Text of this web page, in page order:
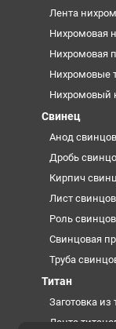
Лента
Нихромовая
Нихромовая
Нихромовые
Нихромовый
Свинец
Анод
Дробь
Кирпич
Лист
Роль
Свинцовая
Труба
Титан
Заготовка из
Лента